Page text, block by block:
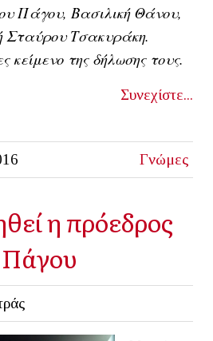
Πάγου, Βασιλική Θάνου,
Σταύρου Τσακυράκη.
κείμενο της δήλωσης τους.
Συνεχίστε...
Γνώμες
η πρόεδρος
Πάγου